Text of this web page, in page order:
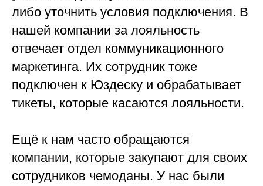
либо уточнить условия подключения. В
нашей компании за лояльность
отвечает отдел коммуникационного
маркетинга. Их сотрудник тоже
подключен к Юздеску и обрабатывает
тикеты, которые касаются лояльности.
Ещё к нам часто обращаются
компании, которые закупают для своих
сотрудников чемоданы. У нас были